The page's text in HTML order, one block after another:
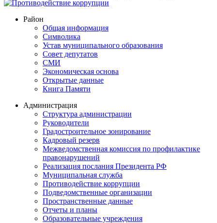
Район
Общая информация
Символика
Устав муниципального образования
Совет депутатов
СМИ
Экономическая основа
Открытые данные
Книга Памяти
Администрация
Структура администрации
Руководители
Градостроительное зонирование
Кадровый резерв
Межведомственная комиссия по профилактике
правонарушений
Реализация послания Президента РФ
Муниципальная служба
Противодействие коррупции
Подведомственные организации
Пространственные данные
Отчеты и планы
Образовательные учреждения